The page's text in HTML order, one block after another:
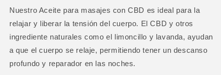
Nuestro Aceite para masajes con CBD es ideal para la
relajar y liberar la tensión del cuerpo. El CBD y otros
ingrediente naturales como el limoncillo y lavanda, ayudan
a que el cuerpo se relaje, permitiendo tener un descanso
profundo y reparador en las noches.